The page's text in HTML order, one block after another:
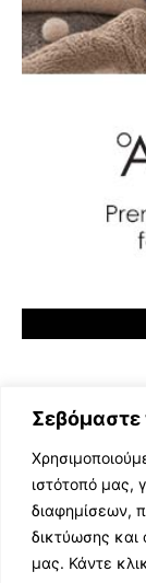
Σεβόμαστε
ιστότοπό μας,
διαφημίσεων,
δικτύωσης
μας. Κάντε
ΕΛΛΗΝΙΚΗ
TV SHOWS
EVENTS